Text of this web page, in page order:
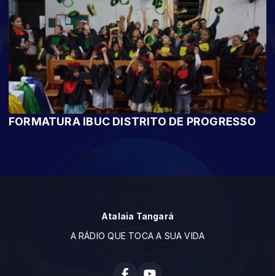
FORMATURA IBUC DISTRITO DE PROGRESSO
Atalaia Tangará
A RÁDIO QUE TOCA A SUA VIDA